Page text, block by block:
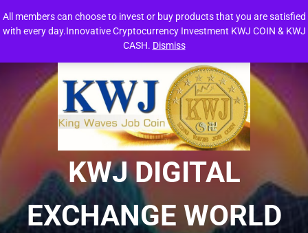
All members can choose to invest or buy products that you are satisfied
with every day.Innovative Cryptocurrency Investment KWJ COIN & KWJ
CASH. Dismiss
to
KWJ DIGITAL
EXCHANGE WORLD